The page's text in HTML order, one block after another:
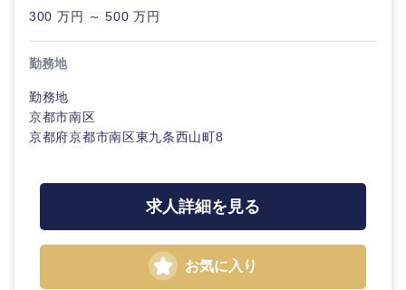
管理
SCM
人事
政策渉外
マーケティング
営業
サービス
クリエイティブ
食品・化粧品・アパレル・消費財
メディカル・ヘルスケア・ライフサイエンス
宮城県
フリーワード
第二新卒
スタートアップ企
業
300 万円 ～ 500 万円
勤務地
勤務地
京都市南区
京都府京都市南区東九条西山町8
求人詳細を見る
お気に入り